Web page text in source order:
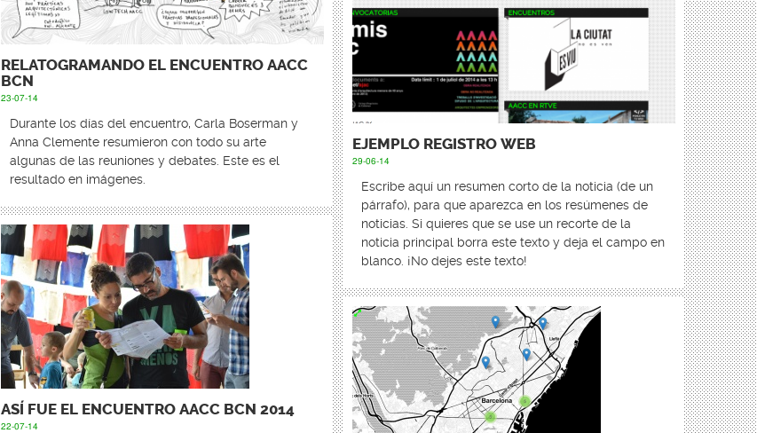
RELATOGRAMANDO EL ENCUENTRO AACC
BCN
23-07-14
Durante los días del encuentro, Carla Boserman y
Anna Clemente resumieron con todo su arte
algunas de las reuniones y debates. Este es el
resultado en imágenes.
ASÍ FUE EL ENCUENTRO AACC BCN 2014
22-07-14
EJEMPLO REGISTRO WEB
29-06-14
Escribe aquí un resumen corto de la noticia (de un
párrafo), para que aparezca en los resúmenes de
noticias. Si quieres que se use un recorte de la
noticia principal borra este texto y deja el campo en
blanco. ¡No dejes este texto!